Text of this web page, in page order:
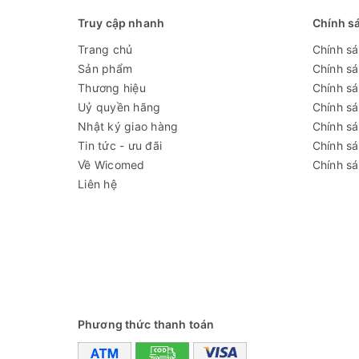
Truy cập nhanh
Trang chủ
Sản phẩm
Thương hiệu
Uỷ quyền hãng
Nhật ký giao hàng
Tin tức - ưu đãi
Về Wicomed
Liên hệ
Chính
Chính
Chính
Chính
Chính
Chính
Chính
Chính
Phương thức thanh toán